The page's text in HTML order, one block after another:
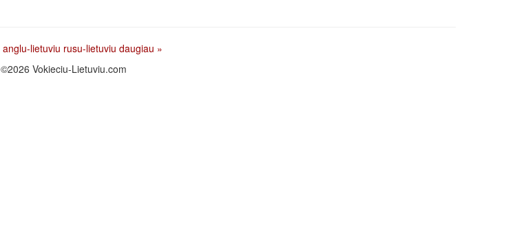
anglu-lietuviu rusu-lietuviu daugiau »
©2026 Vokieciu-Lietuviu.com